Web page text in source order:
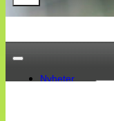
Nyheter